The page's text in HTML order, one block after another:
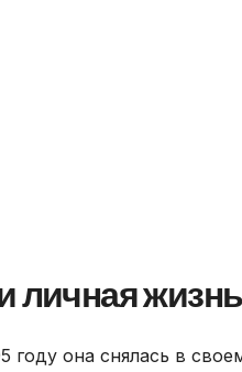
личная жизнь
году она снялась в